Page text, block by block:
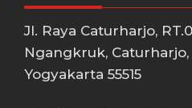
Jl. Raya Caturharjo,
Ngangkruk, Caturharjo,
Yogyakarta 55515